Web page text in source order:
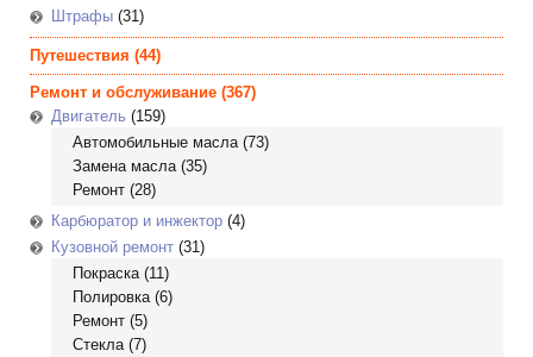
Штрафы (31)
Путешествия (44)
Ремонт и обслуживание (367)
Двигатель (159)
Автомобильные масла(73)
Замена масла(35)
Ремонт (28)
Карбюратор и инжектор (4)
Кузовной ремонт (31)
Покраска(11)
Полировка(6)
Ремонт (5)
Стекла(7)